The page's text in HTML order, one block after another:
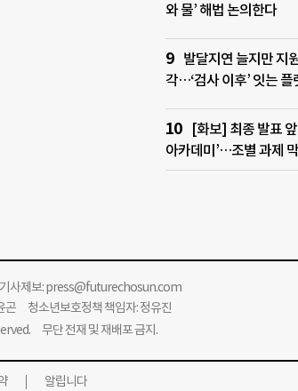
와 물’ 해법 논의한다
발달지연 늘지만 지
각…‘검사 이후’ 잇는 플
[화보] 최종 발표
아카데미’…조별 과제
사제보:press@futurechosun.com
청소년보호정책 책임자: 정유진
무단 전재 및 재배포 금지.
알립니다